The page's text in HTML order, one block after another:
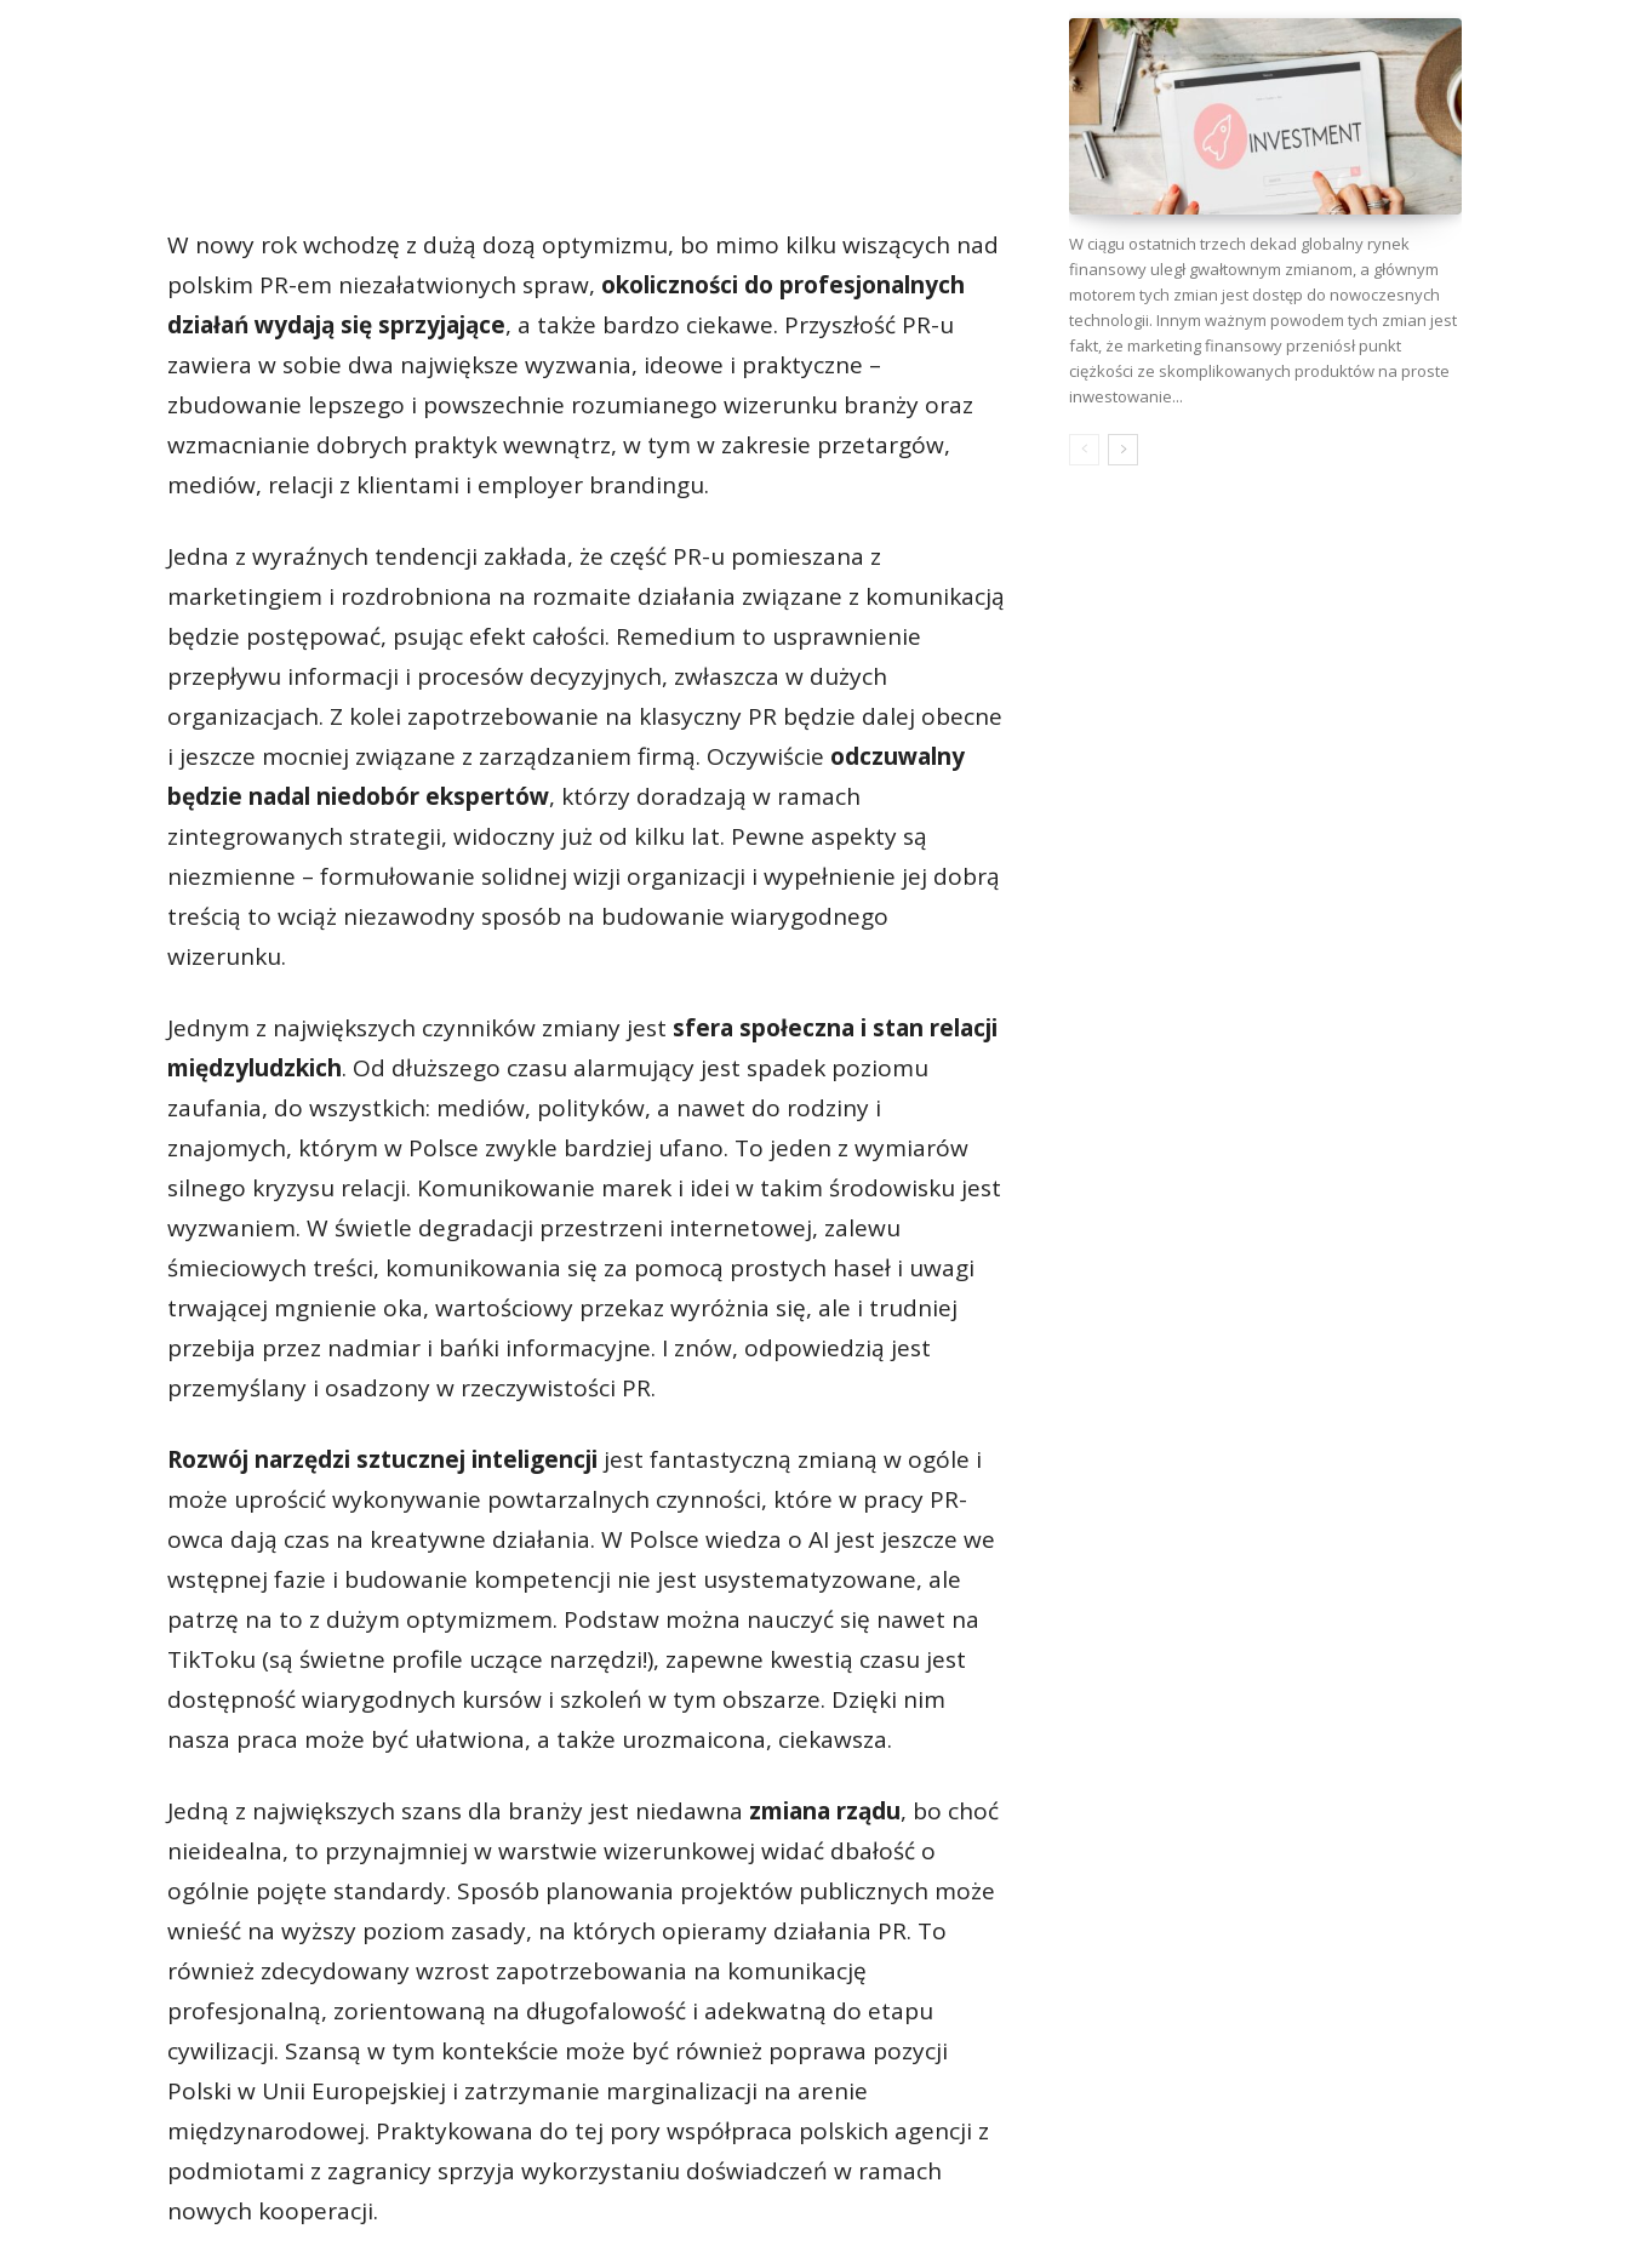
W nowy rok wchodzę z dużą dozą optymizmu, bo mimo kilku wiszących nad
polskim PR-em niezałatwionych spraw, okoliczności do profesjonalnych
działań wydają się sprzyjające, a także bardzo ciekawe. Przyszłość PR-u
zawiera w sobie dwa największe wyzwania, ideowe i praktyczne –
zbudowanie lepszego i powszechnie rozumianego wizerunku branży oraz
wzmacnianie dobrych praktyk wewnątrz, w tym w zakresie przetargów,
mediów, relacji z klientami i employer brandingu.
Jedna z wyraźnych tendencji zakłada, że część PR-u pomieszana z
marketingiem i rozdrobniona na rozmaite działania związane z komunikacją
będzie postępować, psując efekt całości. Remedium to usprawnienie
przepływu informacji i procesów decyzyjnych, zwłaszcza w dużych
organizacjach. Z kolei zapotrzebowanie na klasyczny PR będzie dalej obecne
i jeszcze mocniej związane z zarządzaniem firmą. Oczywiście odczuwalny
będzie nadal niedobór ekspertów, którzy doradzają w ramach
zintegrowanych strategii, widoczny już od kilku lat. Pewne aspekty są
niezmienne – formułowanie solidnej wizji organizacji i wypełnienie jej dobrą
treścią to wciąż niezawodny sposób na budowanie wiarygodnego
wizerunku.
Jednym z największych czynników zmiany jest sfera społeczna i stan relacji
międzyludzkich. Od dłuższego czasu alarmujący jest spadek poziomu
zaufania, do wszystkich: mediów, polityków, a nawet do rodziny i
znajomych, którym w Polsce zwykle bardziej ufano. To jeden z wymiarów
silnego kryzysu relacji. Komunikowanie marek i idei w takim środowisku jest
wyzwaniem. W świetle degradacji przestrzeni internetowej, zalewu
śmieciowych treści, komunikowania się za pomocą prostych haseł i uwagi
trwającej mgnienie oka, wartościowy przekaz wyróżnia się, ale i trudniej
przebija przez nadmiar i bańki informacyjne. I znów, odpowiedzią jest
przemyślany i osadzony w rzeczywistości PR.
Rozwój narzędzi sztucznej inteligencji jest fantastyczną zmianą w ogóle i
może uprościć wykonywanie powtarzalnych czynności, które w pracy PR-
owca dają czas na kreatywne działania. W Polsce wiedza o AI jest jeszcze we
wstępnej fazie i budowanie kompetencji nie jest usystematyzowane, ale
patrzę na to z dużym optymizmem. Podstaw można nauczyć się nawet na
TikToku (są świetne profile uczące narzędzi!), zapewne kwestią czasu jest
dostępność wiarygodnych kursów i szkoleń w tym obszarze. Dzięki nim
nasza praca może być ułatwiona, a także urozmaicona, ciekawsza.
Jedną z największych szans dla branży jest niedawna zmiana rządu, bo choć
nieidealna, to przynajmniej w warstwie wizerunkowej widać dbałość o
ogólnie pojęte standardy. Sposób planowania projektów publicznych może
wnieść na wyższy poziom zasady, na których opieramy działania PR. To
również zdecydowany wzrost zapotrzebowania na komunikację
profesjonalną, zorientowaną na długofalowość i adekwatną do etapu
cywilizacji. Szansą w tym kontekście może być również poprawa pozycji
Polski w Unii Europejskiej i zatrzymanie marginalizacji na arenie
międzynarodowej. Praktykowana do tej pory współpraca polskich agencji z
podmiotami z zagranicy sprzyja wykorzystaniu doświadczeń w ramach
nowych kooperacji.
W ciągu ostatnich trzech dekad globalny rynek
finansowy uległ gwałtownym zmianom, a głównym
motorem tych zmian jest dostęp do nowoczesnych
technologii. Innym ważnym powodem tych zmian jest
fakt, że marketing finansowy przeniósł punkt
ciężkości ze skomplikowanych produktów na proste
inwestowanie...